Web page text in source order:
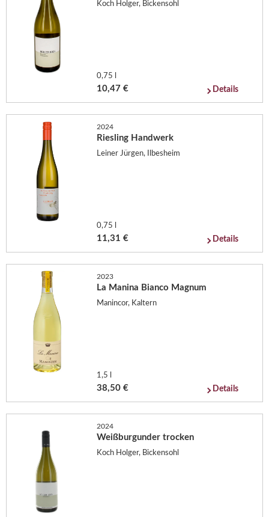
Koch Holger, Bickensohl
0,75 l
10,47 € Details
2024
Riesling Handwerk
Leiner Jürgen, Ilbesheim
0,75 l
11,31 € Details
2023
La Manina Bianco Magnum
Manincor, Kaltern
1,5 l
38,50 € Details
2024
Weißburgunder trocken
Koch Holger, Bickensohl